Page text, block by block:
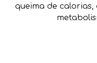
queima de calorias,